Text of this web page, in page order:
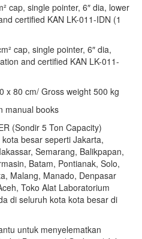
cap, single pointer, 6″ dia, lower
certified KAN LK-011-IDN (1
cap, single pointer, 6″ dia,
and certified KAN LK-011-
x 80 cm/ Gross weight 500 kg
manual books
(Sondir 5 Ton Capacity)
besar seperti Jakarta,
Semarang, Balikpapan,
Batam, Pontianak, Solo,
Malang, Manado, Denpasar
Toko Alat Laboratorium
di seluruh kota kota besar di
untuk menyelematkan